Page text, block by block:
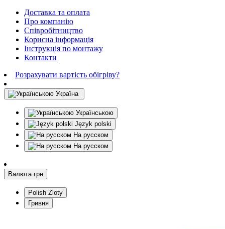
Доставка та оплата
Про компанію
Співробітництво
Корисна інформація
Інструкція по монтажу
Контакти
Розрахувати вартість обігріву?
Україна
Українською
Język polski
На русском
На русском
Валюта грн
Polish Zloty
Гривня